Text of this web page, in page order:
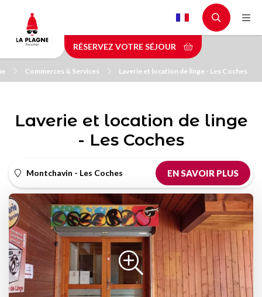
contenu
principal
RÉSERVEZ VOTRE SÉJOUR
Commerces & Services Laverie et location de linge - Les Coches
Laverie et location de linge
- Les Coches
Montchavin - Les Coches EN SAVOIR PLUS